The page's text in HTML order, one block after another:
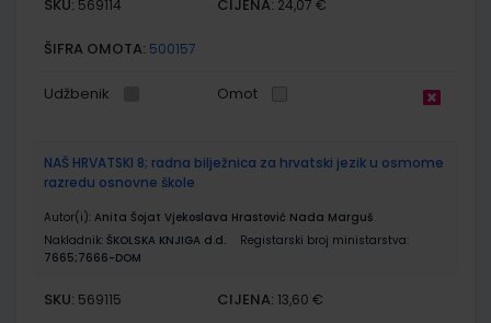
SKU: 569114 CIJENA: 24,07 €
ŠIFRA OMOTA: 500157
Udžbenik Omot
NAŠ HRVATSKI 8; radna bilježnica za hrvatski jezik u osmome
razredu osnovne škole
Autor(i): Anita Šojat Vjekoslava Hrastović Nada Marguš
Nakladnik: ŠKOLSKA KNJIGA d.d.
Registarski broj ministarstva:
7665;7666-DOM
SKU: 569115 CIJENA: 13,60 €